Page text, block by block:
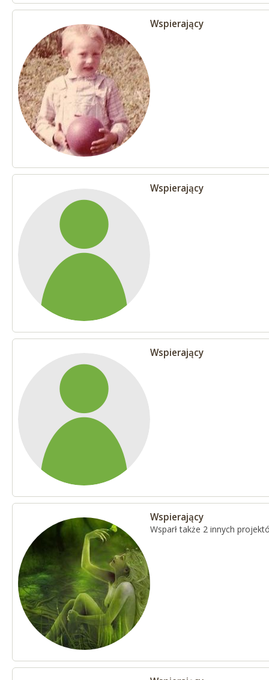
Wspierający
Wspierający
Wspierający
Wspierający
Wsparł także 2 innych